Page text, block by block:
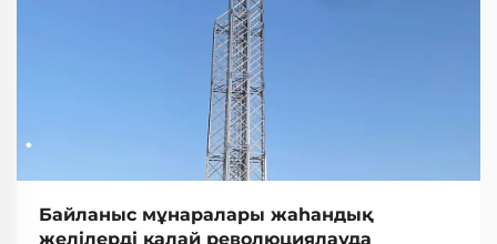
Байланыс мұнаралары жаһандық
желілерді қалай революциялауда